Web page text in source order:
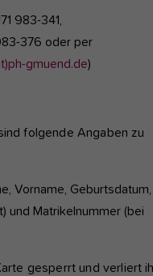
983-341,
376 oder per
gmuend.de)
folgende Angaben zu
Vorname, Geburtsdatum,
und Matrikelnummer (bei
gesperrt und verliert